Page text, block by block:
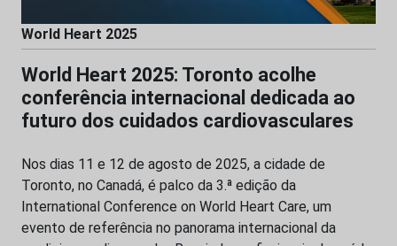
World Heart 2025
World Heart 2025: Toronto acolhe
conferência internacional dedicada ao
futuro dos cuidados cardiovasculares
Nos dias 11 e 12 de agosto de 2025, a cidade de
Toronto, no Canadá, é palco da 3.ª edição da
International Conference on World Heart Care, um
evento de referência no panorama internacional da